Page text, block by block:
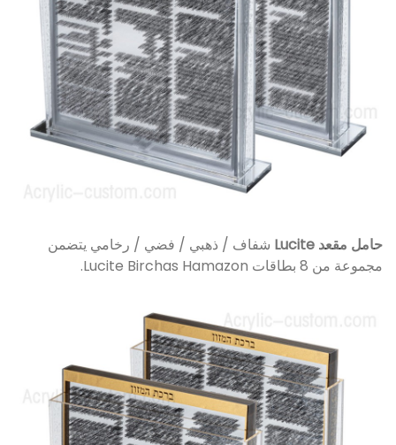
حامل مقعد Lucite
شفاف / ذهبي / فضي / رخامي يتضمن
مجموعة من 8 بطاقات Lucite Birchas Hamazon.